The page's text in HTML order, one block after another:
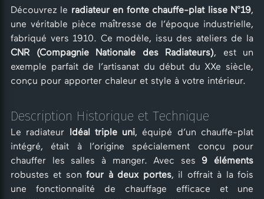
Découvrez le radiateur en fonte chauffe-plat lisse N°19,
une véritable pièce maîtresse de l’époque industrielle,
fabriqué vers 1910. Ce modèle, issu des ateliers de la
CNR (Compagnie Nationale des Radiateurs), est un
exemple parfait de l’artisanat du début du XXe siècle,
conçu pour apporter chaleur et style à votre intérieur.
Description Historique et Technique
Le radiateur Idéal triple uni, équipé d’un chauffe-plat
intégré, était à l’origine spécialement conçu pour
chauffer les salles à manger. Avec ses 9 éléments
robustes et sonfour à deux portes, il offrait à la fois
une fonctionnalité de chauffage efficace et une